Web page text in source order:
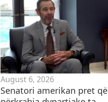
August 6, 2026
Senatori amerikan pret që